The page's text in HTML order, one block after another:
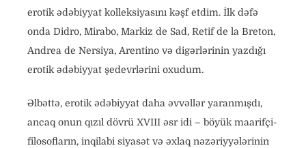
erotik ədəbiyyat kolleksiyasını kəşf etdim. İlk dəfə
onda Didro, Mirabo, Markiz de Sad, Retif de la Breton,
Andrea de Nersiya, Arentino və digərlərinin yazdığı
erotik ədəbiyyat şedevrlərini oxudum.
Əlbəttə, erotik ədəbiyyat daha əvvəllər yaranmışdı,
ancaq onun qızıl dövrü XVIII əsr idi – böyük maarifçi-
filosofların, inqilabi siyasət və əxlaq nəzəriyyələrinin